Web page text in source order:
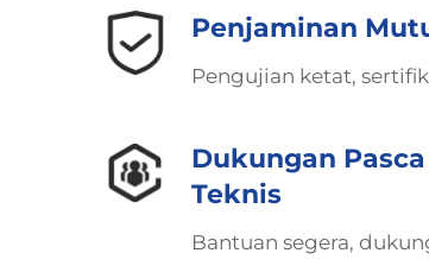
Penjaminan
Pengujian ketat,
Dukungan
Teknis
Bantuan segera,